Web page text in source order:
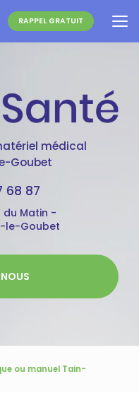
RAPPEL GRATUIT
médical
Goubet
68 87
du Matin -
le-Goubet
ou manuel Tain-